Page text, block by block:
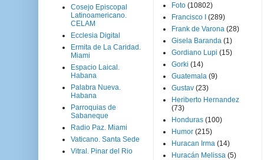
Cosejo Episcopal
Latinoamericano.
CELAM
Ecclesia Digital
Ermita de La Caridad.
Miami
Espacio Laical.
Habana
Palabra Nueva.
Habana
Parroquias de
Sabaneque
Radio Paz. Miami
Vaticano. Santa Sede
Vitral. Pinar del Rio
Foto (10802)
Francisco I
(289)
Frank de Varona (28)
Gisela Baranda (1)
Gordiano Lupi (15)
Gorki (14)
Guatemala (9)
Gustav (23)
Heriberto Hernandez
(73)
Honduras (100)
Humor (215)
Huracan Irma (14)
Huracán Melissa (5)